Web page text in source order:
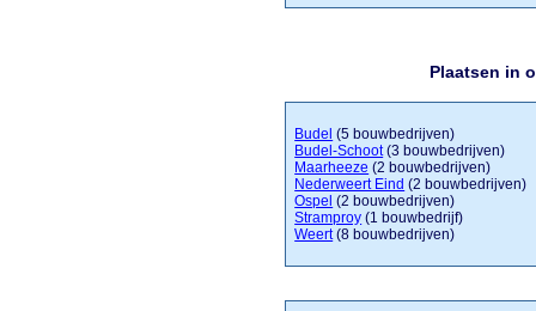
Plaatsen in
Budel (5 bouwbedrijven)
Budel-Schoot(3 bouwbedrijven)
Maarheeze (2 bouwbedrijven)
Nederweert Eind (2 bouwbedrijven)
Ospel (2 bouwbedrijven)
Stramproy (1 bouwbedrijf)
Weert(8 bouwbedrijven)